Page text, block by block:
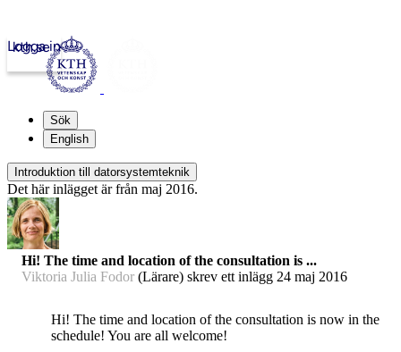
kth.se
Logga in
Sök
English
Introduktion till datorsystemteknik
Det här inlägget är från maj 2016.
Hi! The time and location of the consultation is ...
Viktoria Julia Fodor (Lärare) skrev ett inlägg 24 maj 2016
Hi! The time and location of the consultation is now in the
schedule! You are all welcome!